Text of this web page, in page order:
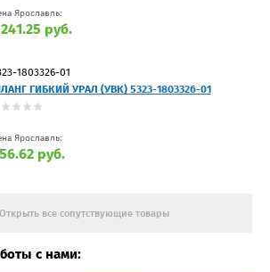
Ярославль:
руб.
1803326-01
ГИБКИЙ УРАЛ (УВК) 5323-1803326-01
Ярославль:
руб.
Открыть все сопутствующие товары
с нами: